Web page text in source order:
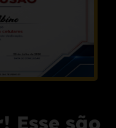
Esse são